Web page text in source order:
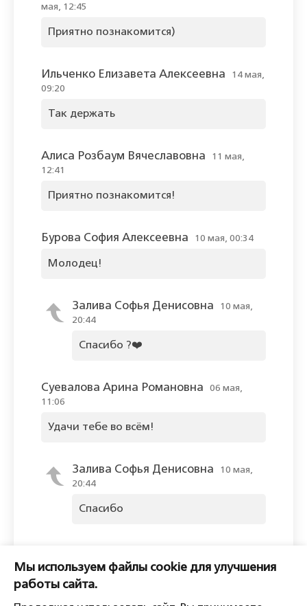
мая, 12:45
Приятно познакомится)
Ильченко Елизавета Алексеевна
14 мая,
09:20
Так держать
Алиса Розбаум Вячеславовна
11 мая,
12:41
Приятно познакомится!
Бурова София Алексеевна 10 мая, 00:34
Молодец!
Залива Софья Денисовна
10 мая,
20:44
Спасибо ?❤️
Суевалова Арина Романовна
06 мая,
11:06
Удачи тебе во всём!
Залива Софья Денисовна
10 мая,
20:44
Спасибо
Пожалуйста, войдите, чтобы
комментировать.
Мы используем файлы cookie для улучшения
работы сайта.